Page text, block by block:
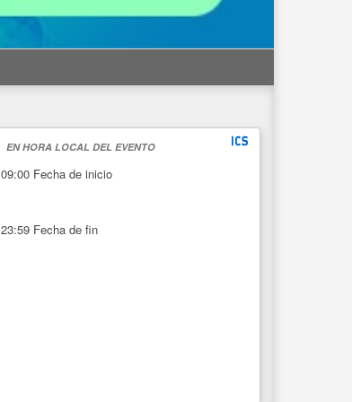
EN HORA LOCAL DEL EVENTO
09:00 Fecha de inicio
23:59 Fecha de fin